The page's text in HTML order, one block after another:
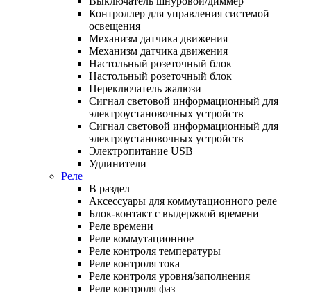
Контроллер для управления системой
освещения
Механизм датчика движения
Механизм датчика движения
Настольный розеточный блок
Настольный розеточный блок
Переключатель жалюзи
Сигнал световой информационный для
электроустановочных устройств
Сигнал световой информационный для
электроустановочных устройств
Электропитание USB
Удлинители
Реле
В раздел
Аксессуары для коммутационного реле
Блок-контакт с выдержкой времени
Реле времени
Реле коммутационное
Реле контроля температуры
Реле контроля тока
Реле контроля уровня/заполнения
Реле контроля фаз